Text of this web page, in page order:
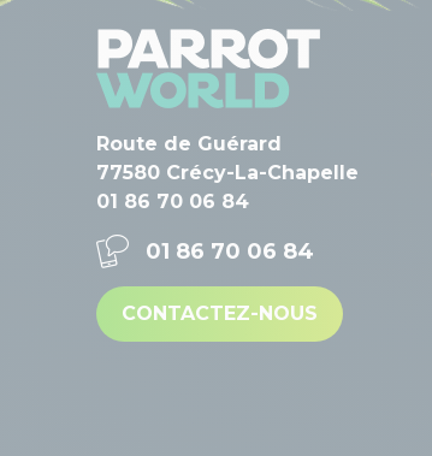
Route de Guérard
77580 Crécy-La-Chapelle
01 86 70 06 84
01 86 70 06 84
CONTACTEZ-NOUS